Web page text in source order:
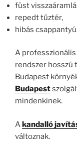
füst
repedt tűztér,
hibás
A professzionális
rendszer hosszú
Budapest
Budapest
mindenkinek.
Akandalló
változnak.